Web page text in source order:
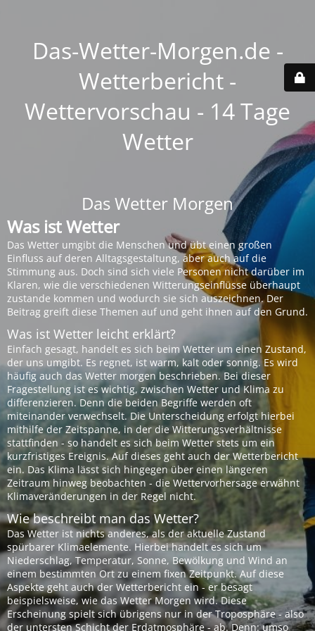
Das-Wetter-Morgen.de -
Wetterbericht -
Wettervorschau - 14 Tage
Wetter
Das Wetter Morgen
Was ist Wetter
Das Wetter umgibt die Menschen und übt einen großen
Einfluss auf deren Alltagsgestaltung, aber auch auf die
Stimmung aus. Doch sind sich viele Personen nicht darüber im
Klaren, wie die verschiedenen Witterungseinflüsse überhaupt
zustande kommen und wodurch sie sich auszeichnen. Der
Beitrag greift diese Themen auf und geht ihnen auf den Grund.
Was ist Wetter leicht erklärt?
Einfach gesagt, handelt es sich beim Wetter um einen Zustand,
der uns umgibt. Es regnet, ist warm, kalt oder sonnig. Es wird
häufig auch das Wetter morgen beschrieben. Bei dieser
Fragestellung ist es wichtig, zwischen Wetter und Klima zu
differenzieren. Denn die beiden Begriffe werden oft
miteinander verwechselt. Die Unterscheidung erfolgt hierbei
mithilfe der Zeitspanne, in der die Witterungsverhältnisse
stattfinden - so handelt es sich beim Wetter stets um ein
kurzfristiges Ereignis. Auf dieses geht auch der Wetterbericht
ein. Das Klima lässt sich hingegen über einen längeren
Zeitraum hinweg beobachten - die Wettervorhersage erwähnt
Klimaveränderungen in der Regel nicht.
Wie beschreibt man das Wetter?
Das Wetter ist nichts anderes, als der aktuelle Zustand
spürbarer Klimaelemente. Hierbei handelt es sich um
Niederschlag, Temperatur, Sonne, Bewölkung und Wind an
einem bestimmten Ort zu einem fixen Zeitpunkt. Auf diese
Aspekte geht auch der Wetterbericht ein - er besagt
beispielsweise, wie das Wetter Morgen wird. Diese
Erscheinung spielt sich übrigens nur in der Troposphäre - also
der untersten Schicht der Erdatmosphäre - ab. Denn: umso